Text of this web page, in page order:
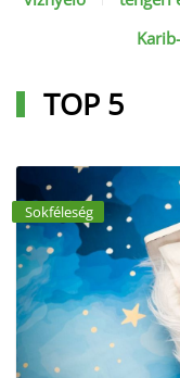
TOP 5
Sokféleség